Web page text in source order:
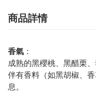
商品詳情
香氣 ：
成熟的黑櫻桃、黑醋栗
伴有香料（如黑胡椒、
息。